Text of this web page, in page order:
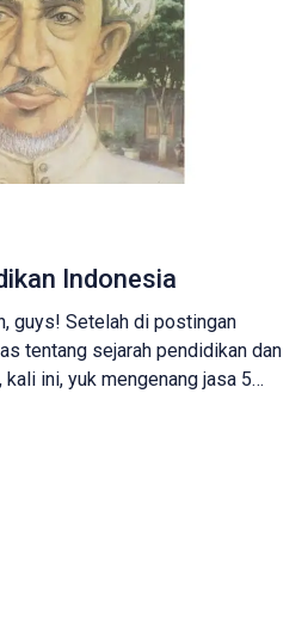
Indonesia
guys! Setelah di postingan
tentang sejarah pendidikan dan
ini, yuk mengenang jasa 5
Sepertinya banyak diantara